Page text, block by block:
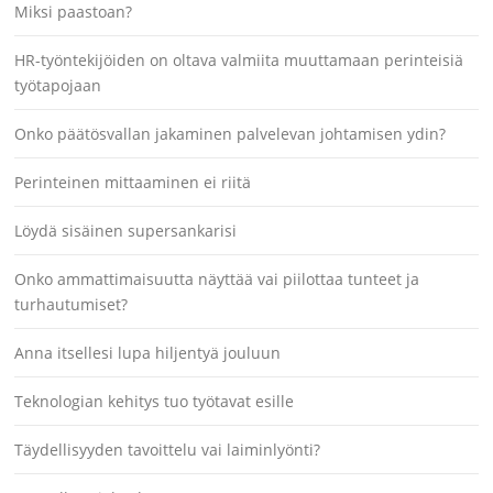
Miksi paastoan?
HR-työntekijöiden on oltava valmiita muuttamaan perinteisiä
työtapojaan
Onko päätösvallan jakaminen palvelevan johtamisen ydin?
Perinteinen mittaaminen ei riitä
Löydä sisäinen supersankarisi
Onko ammattimaisuutta näyttää vai piilottaa tunteet ja
turhautumiset?
Anna itsellesi lupa hiljentyä jouluun
Teknologian kehitys tuo työtavat esille
Täydellisyyden tavoittelu vai laiminlyönti?